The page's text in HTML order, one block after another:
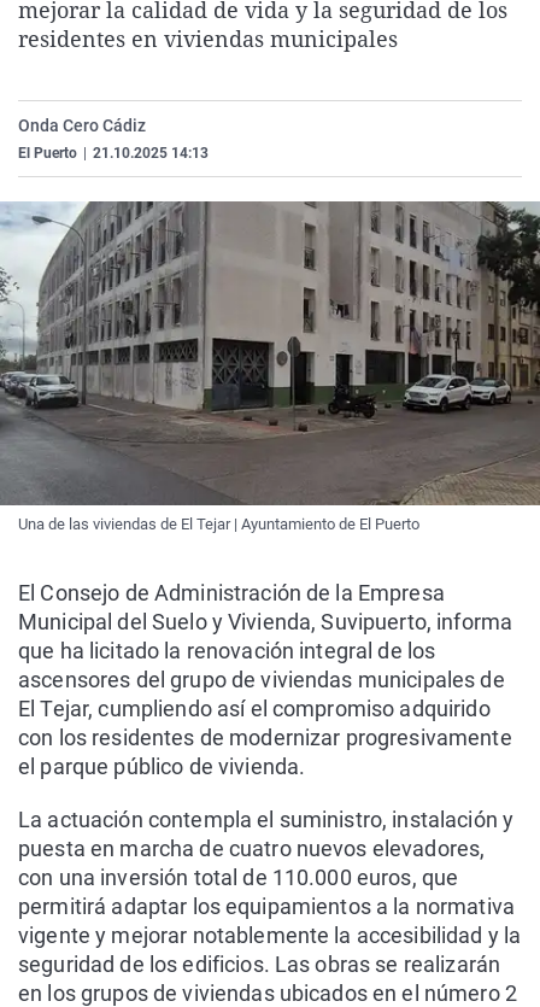
La rosa de los vientos
Como el perro y el
Caso
Equipo de
Extremadura
La Rioja
Virales
Elecciones
mejorar la calidad de vida y la seguridad de los
residentes en viviendas municipales
Onda Cero Cádiz
El Puerto 21.10.2025 14:13
Una de las viviendas de El Tejar | Ayuntamiento de El Puerto
El Consejo de Administración de la Empresa
Municipal del Suelo y Vivienda, Suvipuerto, informa
que ha licitado la renovación integral de los
ascensores del grupo de viviendas municipales de
El Tejar, cumpliendo así el compromiso adquirido
con los residentes de modernizar progresivamente
el parque público de vivienda.
La actuación contempla el suministro, instalación y
puesta en marcha de cuatro nuevos elevadores,
con una inversión total de 110.000 euros, que
permitirá adaptar los equipamientos a la normativa
vigente y mejorar notablemente la accesibilidad y la
seguridad de los edificios. Las obras se realizarán
en los grupos de viviendas ubicados en el número 2